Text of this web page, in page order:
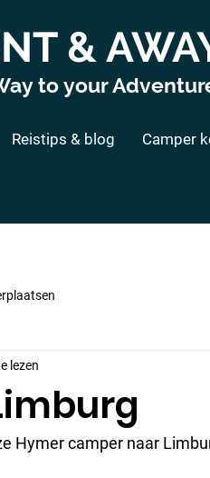
&
to your
Reistips & blog Camper
lezen
Hymer camper naar